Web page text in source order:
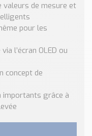
valeurs de mesure et
pour les
l’écran OLED ou
concept de
importants grâce à